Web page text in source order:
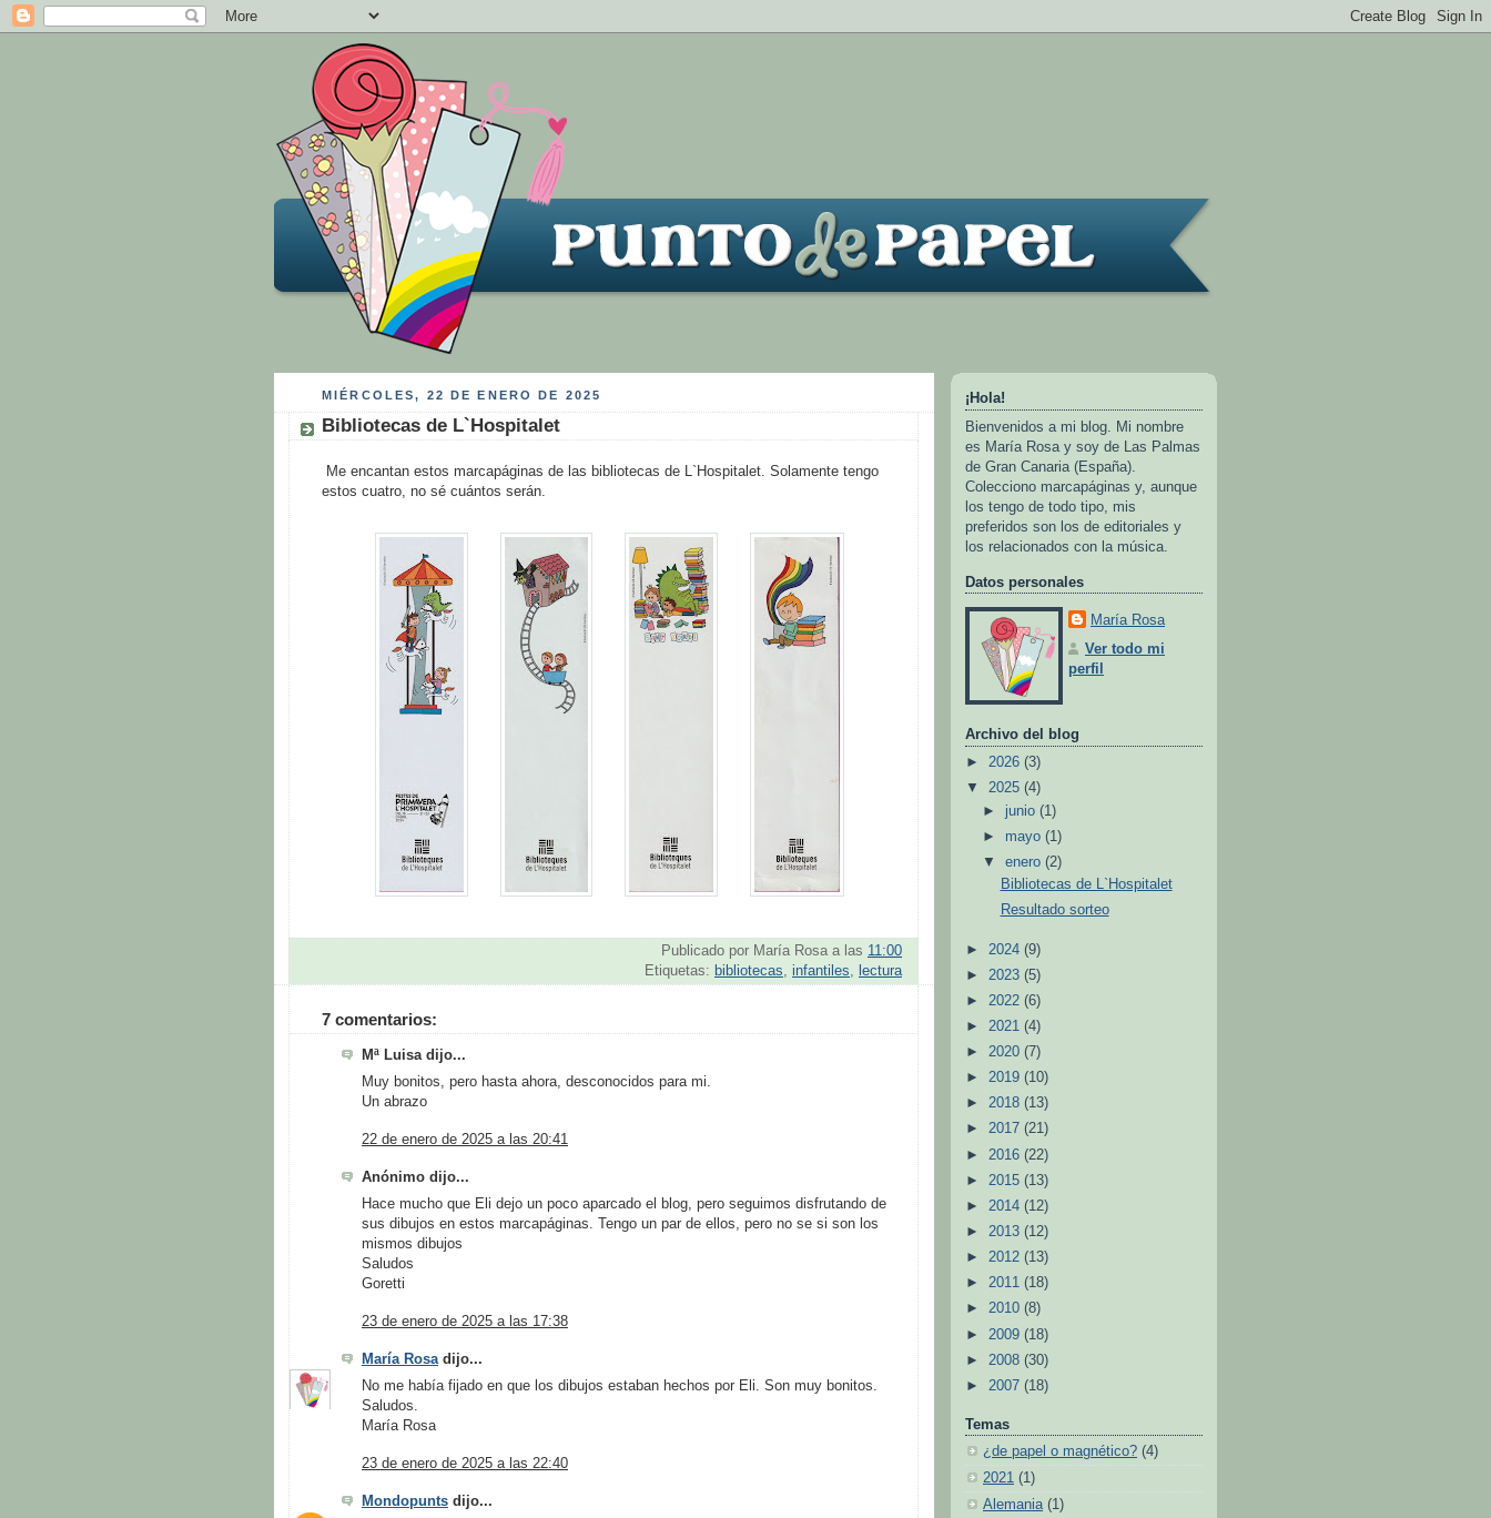
MIÉRCOLES, 22 DE ENERO DE 2025
Bibliotecas de L`Hospitalet
Me encantan estos marcapáginas de las bibliotecas de L`Hospitalet. Solamente tengo
estos cuatro, no sé cuántos serán.
Publicado por María Rosa a las 11:00
Etiquetas: bibliotecas, infantiles, lectura
7 comentarios:
Mª Luisa dijo...
Muy bonitos, pero hasta ahora, desconocidos para mi.
Un abrazo
22 de enero de 2025 a las 20:41
Anónimo dijo...
Hace mucho que Eli dejo un poco aparcado el blog, pero seguimos disfrutando de
sus dibujos en estos marcapáginas. Tengo un par de ellos, pero no se si son los
mismos dibujos
Saludos
Goretti
23 de enero de 2025 a las 17:38
María Rosa dijo...
No me había fijado en que los dibujos estaban hechos por Eli. Son muy bonitos.
Saludos.
María Rosa
23 de enero de 2025 a las 22:40
Mondopunts dijo...
¡Hola!
Bienvenidos a mi blog. Mi nombre
es María Rosa y soy de Las Palmas
de Gran Canaria (España).
Colecciono marcapáginas y, aunque
los tengo de todo tipo, mis
preferidos son los de editoriales y
los relacionados con la música.
Datos personales
María Rosa
Ver todo mi
perfil
Archivo del blog
► 2026 (3)
▼ 2025 (4)
► junio(1)
► mayo(1)
▼enero(2)
Bibliotecas de L`Hospitalet
Resultado sorteo
► 2024 (9)
► 2023 (5)
► 2022 (6)
► 2021 (4)
► 2020 (7)
► 2019 (10)
► 2018 (13)
► 2017 (21)
► 2016 (22)
► 2015 (13)
► 2014 (12)
► 2013 (12)
► 2012 (13)
► 2011 (18)
► 2010 (8)
► 2009 (18)
► 2008 (30)
► 2007 (18)
Temas
¿de papel o magnético? (4)
2021 (1)
Alemania (1)